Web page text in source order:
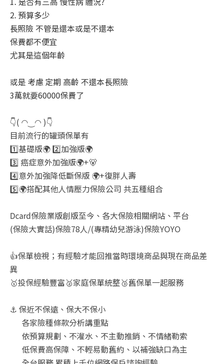
2. 預算多少
長照險 不管是還本或是不還本
保費都不便宜
尤其是這個年齡
或是 考慮 定期 高齡 不還本長照險
3萬就要60000保費了
👇( ◠‿◠ )👇
目前流行的罐頭保單有
1️⃣基礎版🌍 2️⃣加強版🌍
3️⃣ 癌症意外加強版🌍+🐻
4️⃣意外加強降低斷保版 🌍+復胖人壽
5️⃣🌍搭配其他人情壓力保險公司 共五種組合
Dcard保險業版創版至今、各大保險相關網站、平台
(保險大實話)保險78人/(專精幼兒游泳)保險YOYO
👍保單檢視；有經驗才能回推當時環境商品與現在商品差
異
🥇投保經驗豐富🥈家庭保單統整🥉舊保單一起服務
⚓ 保近不保遠、保大不保小
各家險種條款分析講重點
依預算規劃、不灌水、不主動推銷、不情緒勒索
低保費高保障、不輕易動舊約、以補強缺口為主